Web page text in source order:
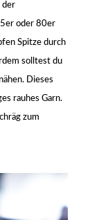
der
oder 80er
Spitze durch
solltest du
Dieses
rauhes Garn.
zum